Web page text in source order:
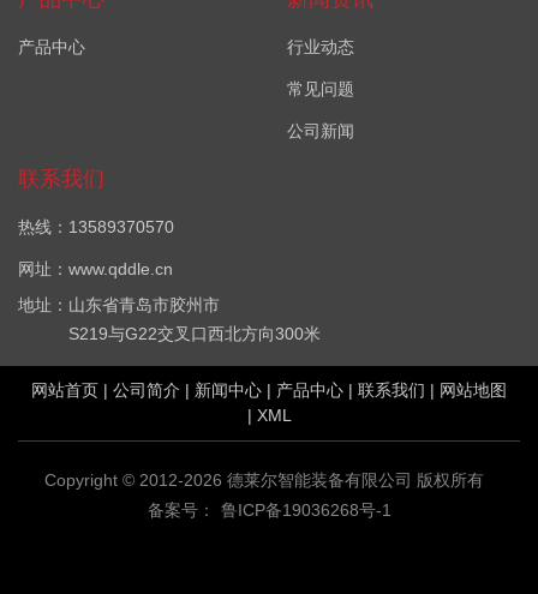
产品中心 行业动态
常见问题
公司新闻
联系我们
热线：13589370570
网址：www.qddle.cn
地址：山东省青岛市胶州市
S219与G22交叉口西北方向300米
网站首页 | 公司简介 | 新闻中心 | 产品中心 | 联系我们 | 网站地图
| XML
Copyright © 2012-2026 德莱尔智能装备有限公司 版权所有
备案号：
鲁ICP备19036268号-1